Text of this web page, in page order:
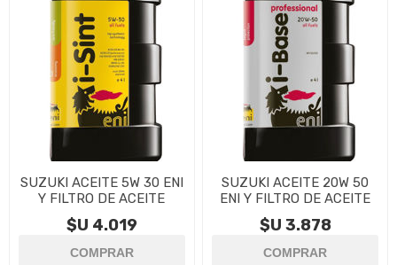
SUZUKI ACEITE 5W 30 ENI
Y FILTRO DE ACEITE
$U 4.019
SUZUKI ACEITE 20W 50
ENI Y FILTRO DE ACEITE
$U 3.878